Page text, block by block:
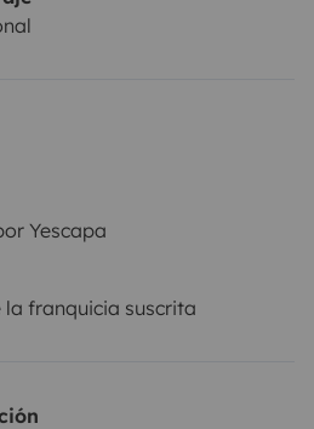
Yescapa
franquicia suscrita